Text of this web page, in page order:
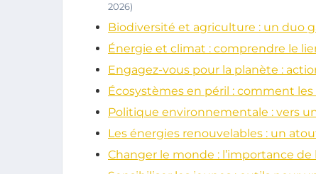
2026)
Biodiversité et agriculture : un duo
Énergie et climat : comprendre le
Engagez-vous pour la planète :
Écosystèmes en péril : comment
Politique environnementale : vers
Les énergies renouvelables : un
Changer le monde : l’importance